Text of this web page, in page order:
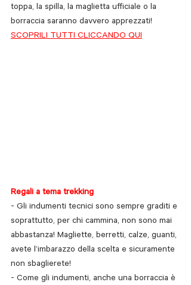
toppa, la spilla, la maglietta ufficiale o la
borraccia saranno davvero apprezzati!
SCOPRILI TUTTI CLICCANDO QUI
Regali a tema trekking
- Gli indumenti tecnici sono sempre graditi e
soprattutto, per chi cammina, non sono mai
abbastanza! Magliette, berretti, calze, guanti,
avete l’imbarazzo della scelta e sicuramente
non sbaglierete!
- Come gli indumenti, anche una borraccia è